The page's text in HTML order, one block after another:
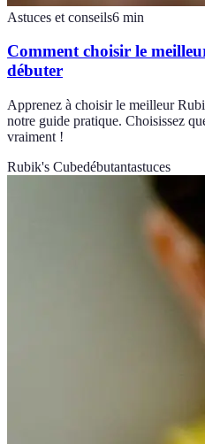
Astuces et conseils6 min
Comment choisir le
débuter
Apprenez à choisir le meilleur
notre guide pratique. Choisissez
vraiment !
Rubik's Cubedébutantastuces